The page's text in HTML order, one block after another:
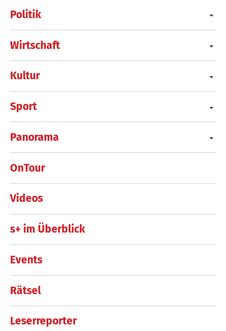
Politik
Wirtschaft
Kultur
Sport
Panorama
OnTour
Videos
s+ im Überblick
Events
Rätsel
Leserreporter